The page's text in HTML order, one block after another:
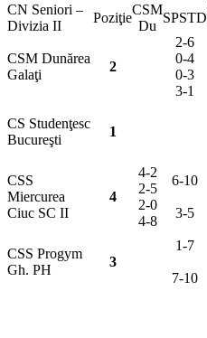
CN Seniori –
Divizia II
Poziţie
CSM
Du
SPSTD
CSM Dunărea
Galaţi
2
2-6
0-4
0-3
3-1
CS Studenţesc
Bucureşti
1
CSS
Miercurea
Ciuc SC II
4
4-2
2-5
6-10
2-0
4-8
3-5
CSS Progym
Gh. PH
3
1-7
7-10